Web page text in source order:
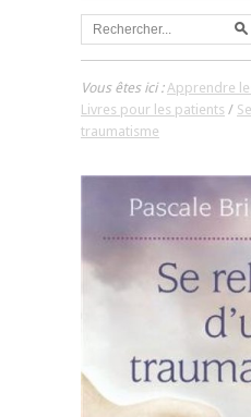
Vous êtes ici :Apprendre
Livres pour les patients /
traumatisme